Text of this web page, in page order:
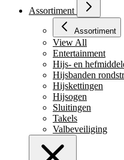
Assortiment
Assortiment
View All
Entertainment
Hijs- en
Hijsbanden
Hijskettingen
Hijsogen
Sluitingen
Takels
Valbeveiliging